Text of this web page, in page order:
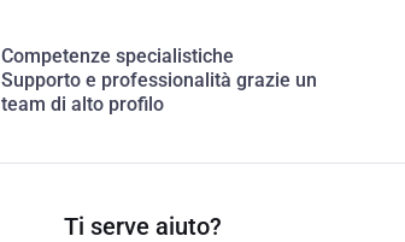
Competenze specialistiche
Supporto e professionalità grazie un
team di alto profilo
Ti serve aiuto?